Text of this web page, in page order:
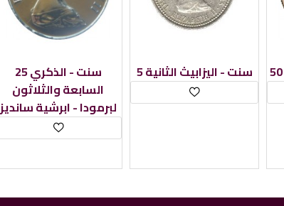
5 سنت - اليزابيث الثانية
25 سنت - الذكري
السابعة والثلاثون
لبرمودا - ابرشية سانديز